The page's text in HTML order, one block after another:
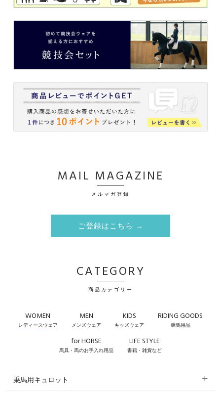
MAIL MAGAZINE
メルマガ登録
ご登録はこちら →
CATEGORY
商品カテゴリー
WOMEN
レディースウェア
MEN
メンズウェア
KIDS
キッズウェア
RIDING GOODS
乗馬用品
for HORSE
馬具・馬のお手入れ用品
LIFE STYLE
書籍・雑貨など
乗馬用キュロット